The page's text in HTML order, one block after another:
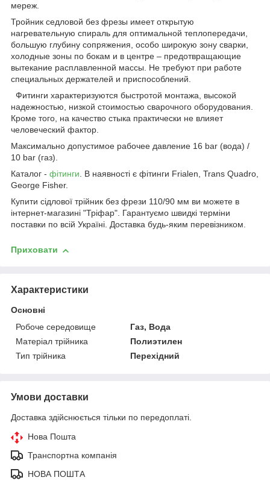
мереж.
Тройник седловой без фрезы имеет открытую
нагревательную спираль для оптимальной теплопередачи,
большую глубину сопряжения, особо широкую зону сварки,
холодные зоны по бокам и в центре – предотвращающие
вытекание расплавленной массы. Не требуют при работе
специальных держателей и приспособлений.
Фитинги характеризуются быстротой монтажа, высокой
надежностью, низкой стоимостью сварочного оборудования.
Кроме того, на качество стыка практически не влияет
человеческий фактор.
Максимально допустимое рабочее давление 16 bar (вода) /
10 bar (газ).
Каталог - фітинги. В наявності є фітинги Frialen, Trans Quadro,
George Fisher.
Купити сідлової трійник без фрези 110/90 мм ви можете в
інтернет-магазині "Тріфар". Гарантуємо швидкі терміни
поставки по всій Україні. Доставка будь-яким перевізником.
Приховати
Характеристики
Основні
Робоче середовище
Газ, Вода
Матеріал трійника
Полиэтилен
Тип трійника
Перехідний
Умови доставки
Доставка здійснюється тільки по передоплаті.
Нова Пошта
Транспортна компанія
НОВА ПОШТА